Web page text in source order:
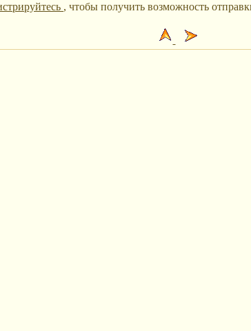
, чтобы получить возможность